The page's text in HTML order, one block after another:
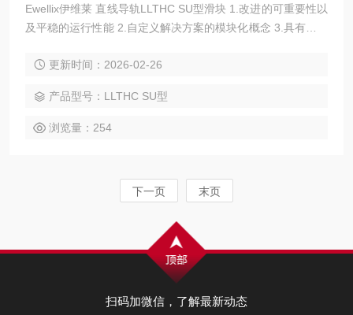
Ewellix伊维莱 直线导轨LLTHC SU型滑块 1.改进的可重要性以
及平稳的运行性能 2.自定义解决方案的模块化概念 3.具有良好
少维护 5.互换性和*供货
更新时间：2026-02-26
产品型号：LLTHC SU型
浏览量：254
下一页 末页
扫码加微信，了解最新动态